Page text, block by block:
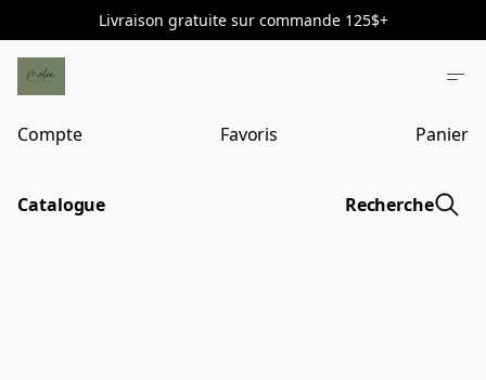
Livraison gratuite sur commande 125$+
Compte Favoris Panier
Catalogue Recherche